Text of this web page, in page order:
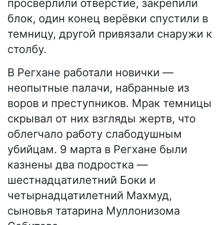
просверлили отверстие, закрепили
блок, один конец верёвки спустили в
темницу, другой привязали снаружи к
столбу.
В Регхане работали новички —
неопытные палачи, набранные из
воров и преступников. Мрак темницы
скрывал от них взгляды жертв, что
облегчало работу слабодушным
убийцам. 9 марта в Регхане были
казнены два подростка —
шестнадцатилетний Боки и
четырнадцатилетний Махмуд,
сыновья татарина Муллонизома